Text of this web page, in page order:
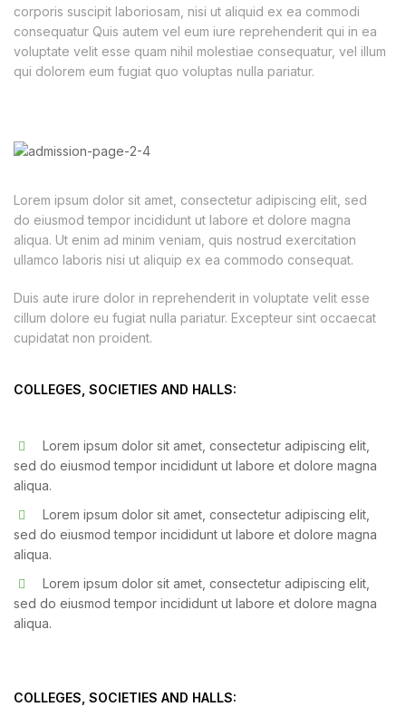
corporis suscipit laboriosam, nisi ut aliquid ex ea commodi
consequatur Quis autem vel eum iure reprehenderit qui in ea
voluptate velit esse quam nihil molestiae consequatur, vel illum
qui dolorem eum fugiat quo voluptas nulla pariatur.
Lorem ipsum dolor sit amet, consectetur adipiscing elit, sed
do eiusmod tempor incididunt ut labore et dolore magna
aliqua. Ut enim ad minim veniam, quis nostrud exercitation
ullamco laboris nisi ut aliquip ex ea commodo consequat.
Duis aute irure dolor in reprehenderit in voluptate velit esse
cillum dolore eu fugiat nulla pariatur. Excepteur sint occaecat
cupidatat non proident.
COLLEGES, SOCIETIES AND HALLS:
Lorem ipsum dolor sit amet, consectetur adipiscing elit,
sed do eiusmod tempor incididunt ut labore et dolore magna
aliqua.
Lorem ipsum dolor sit amet, consectetur adipiscing elit,
sed do eiusmod tempor incididunt ut labore et dolore magna
aliqua.
Lorem ipsum dolor sit amet, consectetur adipiscing elit,
sed do eiusmod tempor incididunt ut labore et dolore magna
aliqua.
COLLEGES, SOCIETIES AND HALLS: